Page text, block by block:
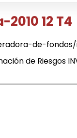
12 T4
de-
de Riesgos